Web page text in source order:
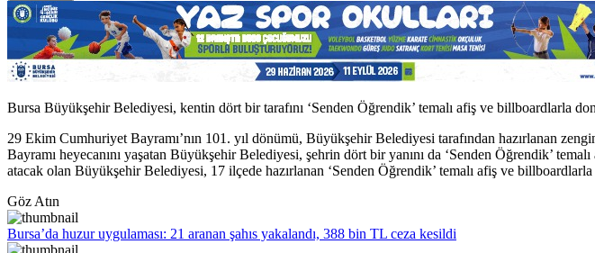
Bursa Büyükşehir Belediyesi, kentin dört bir tarafını ‘Senden Öğrendik’ temalı afiş ve billboardlarla
29 Ekim Cumhuriyet Bayramı’nın 101. yıl dönümü, Büyükşehir Belediyesi tarafından hazırlanan
Bayramı heyecanını yaşatan Büyükşehir Belediyesi, şehrin dört bir yanını da ‘Senden Öğrendik’
atacak olan Büyükşehir Belediyesi, 17 ilçede hazırlanan ‘Senden Öğrendik’ temalı afiş ve
Göz Atın
Bursa’da huzur uygulaması: 21 aranan şahıs yakalandı, 388 bin TL ceza kesildi